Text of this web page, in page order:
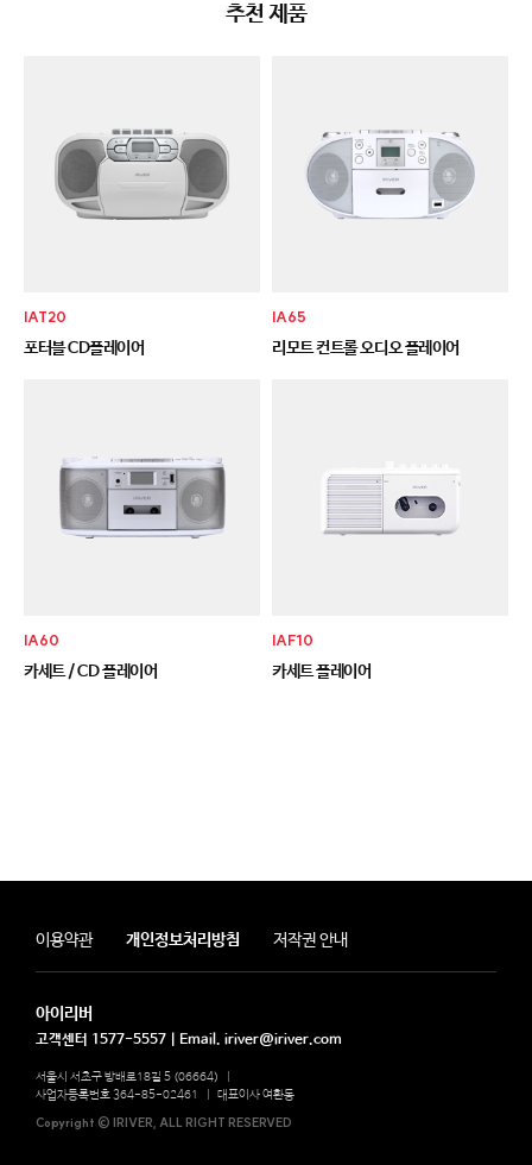
추천 제품
IAT20
포터블 CD플레이어
IA65
리모트 컨트롤 오디오 플레이어
IA60
카세트 / CD 플레이어
IAF10
카세트 플레이어
이용약관 개인정보처리방침 저작권 안내
아이리버
고객센터 1577-5557 | Email. iriver@iriver.com
서울시 서초구 방배로18길 5 (06664)
사업자등록번호 364-85-02461
대표이사 여환동
Copyright © IRIVER, ALL RIGHT RESERVED